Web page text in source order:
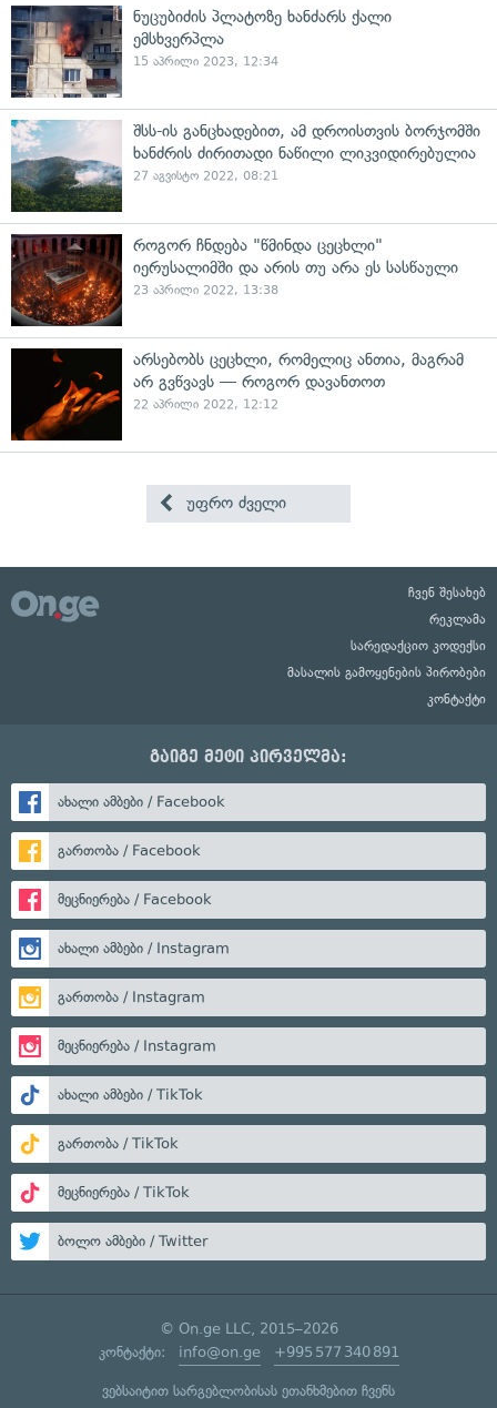
ნუცუბიძის პლატოზე ხანძარს ქალი
ემსხვერპლა
15 აპრილი 2023, 12:34
შსს-ის განცხადებით, ამ დროისთვის ბორჯომში
ხანძრის ძირითადი ნაწილი ლიკვიდირებულია
27 აგვისტო 2022, 08:21
როგორ ჩნდება "წმინდა ცეცხლი"
იერუსალიმში და არის თუ არა ეს სასწაული
23 აპრილი 2022, 13:38
არსებობს ცეცხლი, რომელიც ანთია, მაგრამ
არ გვწვავს — როგორ დავანთოთ
22 აპრილი 2022, 12:12
უფრო ძველი
ჩვენ შესახებ
რეკლამა
სარედაქციო კოდექსი
მასალის გამოყენების პირობები
კონტაქტი
გაიგე მეტი პირველმა:
ახალი ამბები / Facebook
გართობა / Facebook
მეცნიერება / Facebook
ახალი ამბები / Instagram
გართობა / Instagram
მეცნიერება / Instagram
ახალი ამბები / TikTok
გართობა / TikTok
მეცნიერება / TikTok
ბოლო ამბები / Twitter
© On.ge LLC, 2015–2026
კონტაქტი: info@on.ge +995 577 340 891
ვებსაიტით სარგებლობისას ეთანხმებით ჩვენს